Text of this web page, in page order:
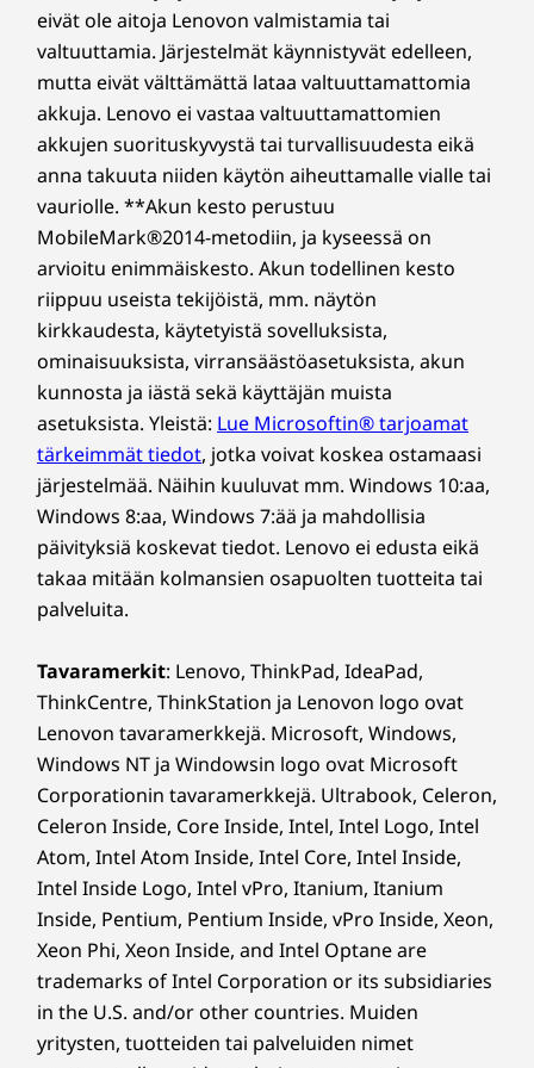
sovelluksissa. Ja mikä parasta, kun suljet
kannen, kynä pysyy tiukasti paikallaan myös
laitetta kannettaessa.
Legendaarinen näppäimistö vieläkin
parempana
Uudelleen suunniteltu ThinkPad-näppäimistö
sisältää nyt kosketusmerkintöjä, joiden avulla
näkövammaiset henkilöt löytävät oikeat
näppäimet helposti. Olemme siirtäneet
sormenjälkitunnistimen näppäimistöön, ja
entistä suurempi tunnistin tarjoaa paremman
kokemuksen. Lisäksi TrackPad on aiempaa
TrackPointia voi edelleen käyttää navigointiin,
mutta se avaa nyt kaksoisnapauttamalla
ThinkPad TrackPoint -pikavalikon, jossa voi
optimoida audiovisuaalisia asetuksia, asettaa
mykistyshälytyksiä ja jopa tehdä
muistiinpanoja sanelun työkalupalkin avulla ja
saada käteviä puheesta tekstiksi -
transkriptioita.
RAKENNE
Mitat (K x L x S)
15,49 mm x 312,8 mm x 217,65 mm / 0,61″ x 12,31″ x
Paino
Alkaen 1,33 kg
Näppäimistö
ThinkPad TrackPoint -näppäimistö (1,5 mm:n
näppäinväli)
Roiskeenkestävä
Lasinen TrackPad kolmella painikkeella (120 mm /
4,72″)
Lasinen haptinen TouchPad (120 mm/4,72″)
Valkoinen LED-taustavalaistus
Ilmanottonäppäimet
Kaksitoimintoinen TrackPoint: liikuta osoitinta tai avaa
TrackPoint-pikavalikko kaksoisnapauttamalla
Lenovo Slim Pen (magneettinen) myydään erikseen
KESTÄVYYS
Materiaali
75 % kierrätettyä alumiinia kannen yläosassa (A-puoli)
90 % kierrätettyä magnesiumia näppäimistön
kehyksessä (C-puoli) WWAN-kokoonpanoissa
75 % kierrätettyä alumiinia näppäimistön kehyksessä
(C-puoli) WLAN-kokoonpanoissa
55 % kierrätettyä alumiinia ja 45 % hydroalumiinia
kannen alaosassa (D-puoli)
90 % kulutustuotteista kierrätettyä muovia (PCC)
eivät ole aitoja Lenovon valmistamia tai
valtuuttamia. Järjestelmät käynnistyvät edelleen,
mutta eivät välttämättä lataa valtuuttamattomia
akkuja. Lenovo ei vastaa valtuuttamattomien
akkujen suorituskyvystä tai turvallisuudesta eikä
anna takuuta niiden käytön aiheuttamalle vialle tai
vauriolle. **Akun kesto perustuu
MobileMark®2014-metodiin, ja kyseessä on
arvioitu enimmäiskesto. Akun todellinen kesto
riippuu useista tekijöistä, mm. näytön
kirkkaudesta, käytetyistä sovelluksista,
ominaisuuksista, virransäästöasetuksista, akun
kunnosta ja iästä sekä käyttäjän muista
asetuksista. Yleistä: Lue Microsoftin® tarjoamat
tärkeimmät tiedot, jotka voivat koskea ostamaasi
järjestelmää. Näihin kuuluvat mm. Windows 10:aa,
Windows 8:aa, Windows 7:ää ja mahdollisia
päivityksiä koskevat tiedot. Lenovo ei edusta eikä
takaa mitään kolmansien osapuolten tuotteita tai
palveluita.
Tavaramerkit: Lenovo, ThinkPad, IdeaPad,
ThinkCentre, ThinkStation ja Lenovon logo ovat
Lenovon tavaramerkkejä. Microsoft, Windows,
Windows NT ja Windowsin logo ovat Microsoft
Corporationin tavaramerkkejä. Ultrabook, Celeron,
Celeron Inside, Core Inside, Intel, Intel Logo, Intel
Atom, Intel Atom Inside, Intel Core, Intel Inside,
Intel Inside Logo, Intel vPro, Itanium, Itanium
Inside, Pentium, Pentium Inside, vPro Inside, Xeon,
Xeon Phi, Xeon Inside, and Intel Optane are
trademarks of Intel Corporation or its subsidiaries
in the U.S. and/or other countries. Muiden
yritysten, tuotteiden tai palveluiden nimet